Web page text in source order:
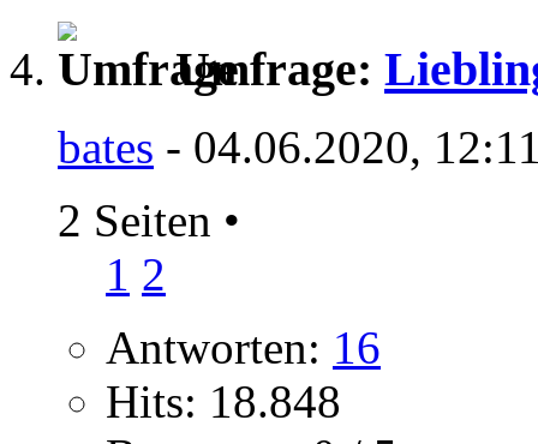
Umfrage:
bates - 04.06.2020,
2 Seiten •
1 2
Antworten: 16
Hits: 18.848